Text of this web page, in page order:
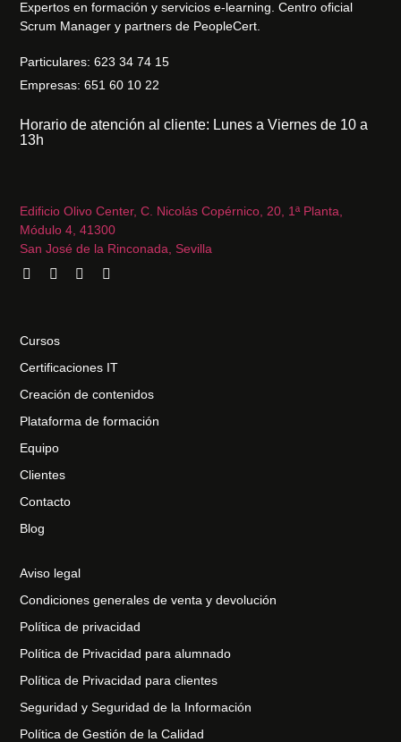
Expertos en formación y servicios e-learning. Centro oficial
Scrum Manager y partners de PeopleCert.
Particulares: 623 34 74 15
Empresas: 651 60 10 22
Horario de atención al cliente: Lunes a Viernes de 10 a
13h
Edificio Olivo Center, C. Nicolás Copérnico, 20, 1ª Planta,
Módulo 4, 41300
San José de la Rinconada, Sevilla
Cursos
Certificaciones IT
Creación de contenidos
Plataforma de formación
Equipo
Clientes
Contacto
Blog
Aviso legal
Condiciones generales de venta y devolución
Política de privacidad
Política de Privacidad para alumnado
Política de Privacidad para clientes
Seguridad y Seguridad de la Información
Política de Gestión de la Calidad